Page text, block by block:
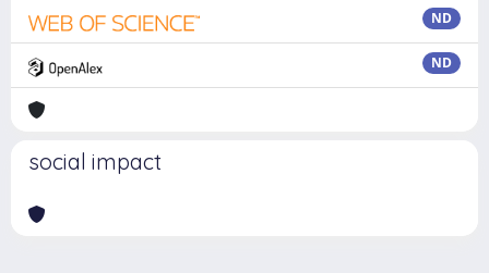
ND
ND
social impact